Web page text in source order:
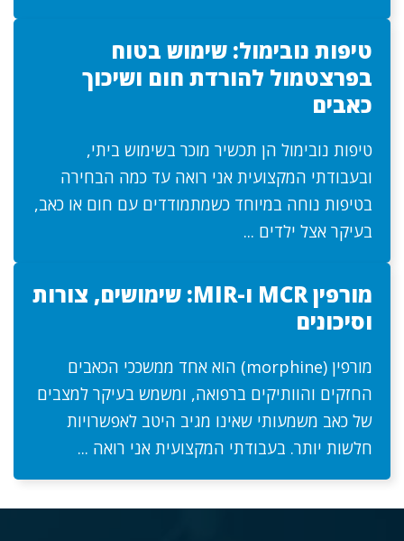
טיפות נובימול: שימוש בטוח
בפרצטמול להורדת חום ושיכוך
כאבים
טיפות נובימול הן תכשיר מוכר בשימוש ביתי,
ובעבודתי המקצועית אני רואה עד כמה הבחירה
בטיפות נוחה במיוחד כשמתמודדים עם חום או כאב,
בעיקר אצל ילדים ...
מורפין MCR ו-MIR: שימושים, צורות
וסיכונים
מורפין (morphine) הוא אחד ממשככי הכאבים
החזקים והוותיקים ברפואה, ומשמש בעיקר למצבים
של כאב משמעותי שאינו מגיב היטב לאפשרויות
חלשות יותר. בעבודתי המקצועית אני רואה ...